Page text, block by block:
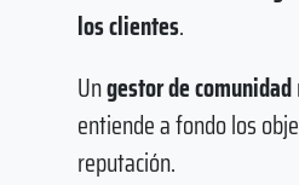
los clientes.
Ungestor de comunidad
entiende a fondo los
reputación.